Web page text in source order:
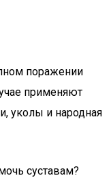
поражении
применяют
уколы и народная
суставам?